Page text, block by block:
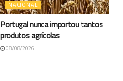
NACIONAL
Portugal nunca importou tantos
produtos agrícolas
08/08/2026